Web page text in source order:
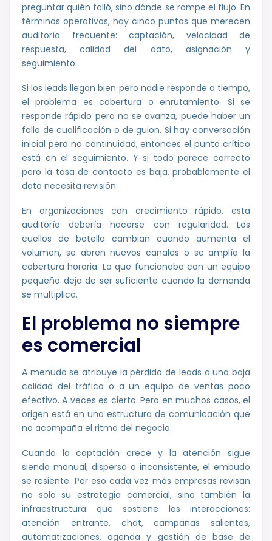
preguntar quién falló, sino dónde se rompe el flujo. En
términos operativos, hay cinco puntos que merecen
auditoría frecuente: captación, velocidad de
respuesta, calidad del dato, asignación y
seguimiento.
Si los leads llegan bien pero nadie responde a tiempo,
el problema es cobertura o enrutamiento. Si se
responde rápido pero no se avanza, puede haber un
fallo de cualificación o de guion. Si hay conversación
inicial pero no continuidad, entonces el punto crítico
está en el seguimiento. Y si todo parece correcto
pero la tasa de contacto es baja, probablemente el
dato necesita revisión.
En organizaciones con crecimiento rápido, esta
auditoría debería hacerse con regularidad. Los
cuellos de botella cambian cuando aumenta el
volumen, se abren nuevos canales o se amplía la
cobertura horaria. Lo que funcionaba con un equipo
pequeño deja de ser suficiente cuando la demanda
se multiplica.
El problema no siempre
es comercial
A menudo se atribuye la pérdida de leads a una baja
calidad del tráfico o a un equipo de ventas poco
efectivo. A veces es cierto. Pero en muchos casos, el
origen está en una estructura de comunicación que
no acompaña el ritmo del negocio.
Cuando la captación crece y la atención sigue
siendo manual, dispersa o inconsistente, el embudo
se resiente. Por eso cada vez más empresas revisan
no solo su estrategia comercial, sino también la
infraestructura que sostiene las interacciones:
atención entrante, chat, campañas salientes,
automatizaciones, agenda y gestión de base de